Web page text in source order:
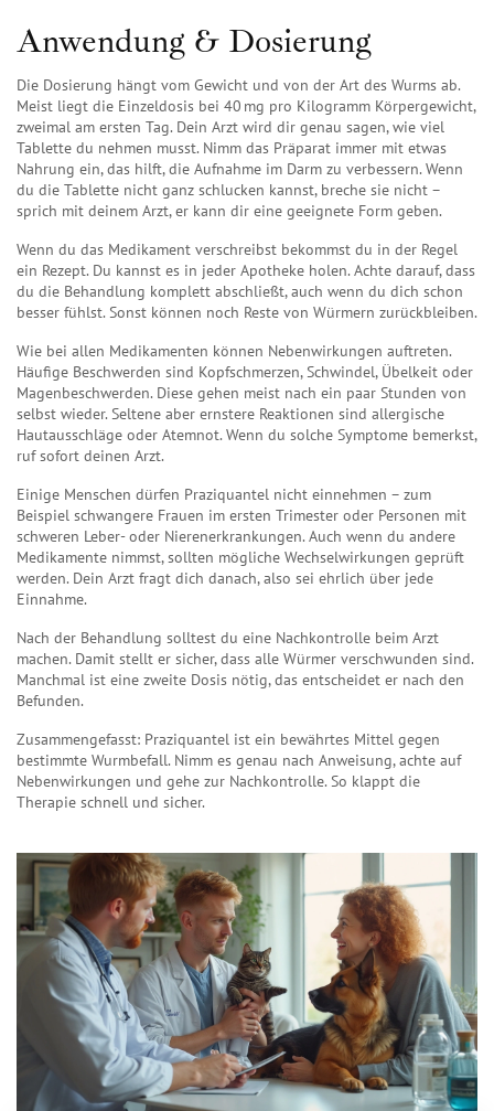
Anwendung & Dosierung
Die Dosierung hängt vom Gewicht und von der Art des Wurms ab.
Meist liegt die Einzeldosis bei 40 mg pro Kilogramm Körpergewicht,
zweimal am ersten Tag. Dein Arzt wird dir genau sagen, wie viel
Tablette du nehmen musst. Nimm das Präparat immer mit etwas
Nahrung ein, das hilft, die Aufnahme im Darm zu verbessern. Wenn
du die Tablette nicht ganz schlucken kannst, breche sie nicht –
sprich mit deinem Arzt, er kann dir eine geeignete Form geben.
Wenn du das Medikament verschreibst bekommst du in der Regel
ein Rezept. Du kannst es in jeder Apotheke holen. Achte darauf, dass
du die Behandlung komplett abschließt, auch wenn du dich schon
besser fühlst. Sonst können noch Reste von Würmern zurückbleiben.
Wie bei allen Medikamenten können Nebenwirkungen auftreten.
Häufige Beschwerden sind Kopfschmerzen, Schwindel, Übelkeit oder
Magenbeschwerden. Diese gehen meist nach ein paar Stunden von
selbst wieder. Seltene aber ernstere Reaktionen sind allergische
Hautausschläge oder Atemnot. Wenn du solche Symptome bemerkst,
ruf sofort deinen Arzt.
Einige Menschen dürfen Praziquantel nicht einnehmen – zum
Beispiel schwangere Frauen im ersten Trimester oder Personen mit
schweren Leber- oder Nierenerkrankungen. Auch wenn du andere
Medikamente nimmst, sollten mögliche Wechselwirkungen geprüft
werden. Dein Arzt fragt dich danach, also sei ehrlich über jede
Einnahme.
Nach der Behandlung solltest du eine Nachkontrolle beim Arzt
machen. Damit stellt er sicher, dass alle Würmer verschwunden sind.
Manchmal ist eine zweite Dosis nötig, das entscheidet er nach den
Befunden.
Zusammengefasst: Praziquantel ist ein bewährtes Mittel gegen
bestimmte Wurmbefall. Nimm es genau nach Anweisung, achte auf
Nebenwirkungen und gehe zur Nachkontrolle. So klappt die
Therapie schnell und sicher.